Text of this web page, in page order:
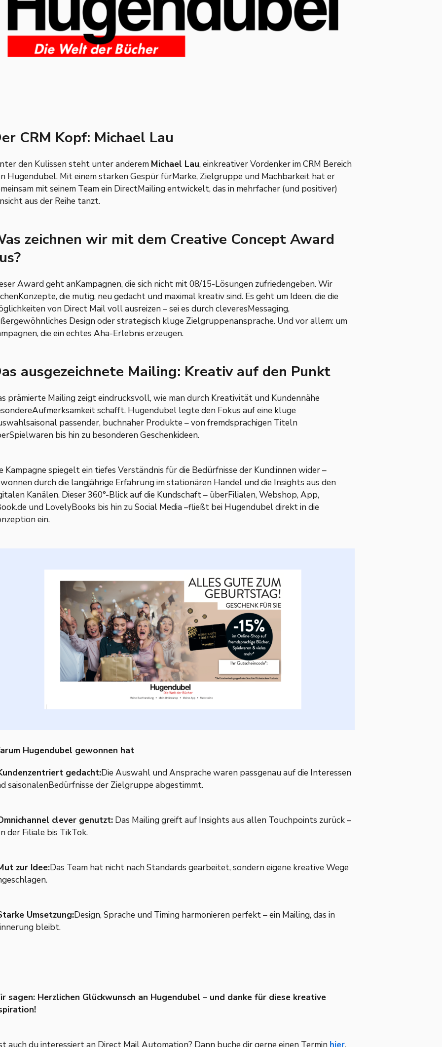
CRM Kopf: Michael Lau
den Kulissen steht unter anderem Michael Lau, einkreativer Vordenker im CRM Bereich
Hugendubel. Mit einem starken Gespür fürMarke, Zielgruppe und Machbarkeit hat er
mit seinem Team ein DirectMailing entwickelt, das in mehrfacher (und positiver)
aus der Reihe tanzt.
zeichnen wir mit dem Creative Concept Award
Award geht anKampagnen, die sich nicht mit 08/15-Lösungen zufriedengeben. Wir
die mutig, neu gedacht und maximal kreativ sind. Es geht um Ideen, die die
von Direct Mail voll ausreizen – sei es durch cleveresMessaging,
Design oder strategisch kluge Zielgruppenansprache. Und vor allem: um
die ein echtes Aha-Erlebnis erzeugen.
ausgezeichnete Mailing: Kreativ auf den Punkt
prämierte Mailing zeigt eindrucksvoll, wie man durch Kreativität und Kundennähe
schafft. Hugendubel legte den Fokus auf eine kluge
passender, buchnaher Produkte – von fremdsprachigen Titeln
bis hin zu besonderen Geschenkideen.
Kampagne spiegelt ein tiefes Verständnis für die Bedürfnisse der Kund:innen wider –
durch die langjährige Erfahrung im stationären Handel und die Insights aus den
Kanälen. Dieser 360°-Blick auf die Kundschaft – überFilialen, Webshop, App,
und LovelyBooks bis hin zu Social Media –fließt bei Hugendubel direkt in die
ein.
Hugendubel gewonnen hat
gedacht:Die Auswahl und Ansprache waren passgenau auf die Interessen
saisonalenBedürfnisse der Zielgruppe abgestimmt.
clever genutzt: Das Mailing greift auf Insights aus allen Touchpoints zurück –
der Filiale bis TikTok.
zur Idee:Das Team hat nicht nach Standards gearbeitet, sondern eigene kreative Wege
Umsetzung:Design, Sprache und Timing harmonieren perfekt – ein Mailing, das in
bleibt.
sagen: Herzlichen Glückwunsch an Hugendubel – und danke für diese kreative